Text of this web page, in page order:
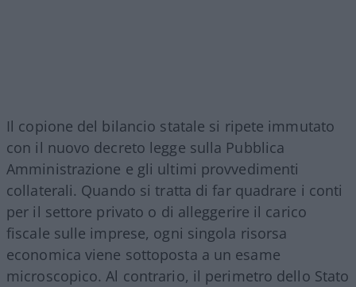
Il copione del bilancio statale si ripete immutato
con il nuovo decreto legge sulla Pubblica
Amministrazione e gli ultimi provvedimenti
collaterali. Quando si tratta di far quadrare i conti
per il settore privato o di alleggerire il carico
fiscale sulle imprese, ogni singola risorsa
economica viene sottoposta a un esame
microscopico. Al contrario, il perimetro dello Stato